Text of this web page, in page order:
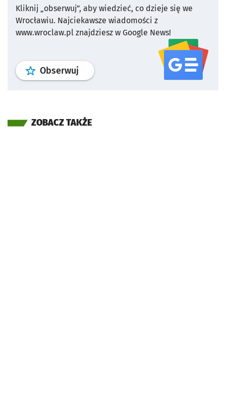
Kliknij „obserwuj”, aby wiedzieć, co dzieje się we
Wrocławiu. Najciekawsze wiadomości z
www.wroclaw.pl znajdziesz w Google News!
Obserwuj profil serwisu
ZOBACZ TAKŻE